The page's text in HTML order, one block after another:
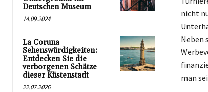
Deutschen Museum
14.09.2024
La Coruna
Sehenswürdigkeiten:
Entdecken Sie die
verborgenen Schätze
dieser Küstenstadt
22.07.2026
nicht
Neben
man